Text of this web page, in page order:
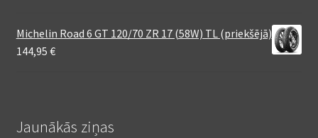
Michelin Road 6 GT 120/70 ZR 17 (58W) TL (priekšējā)
144,95 €
Jaunākās ziņas